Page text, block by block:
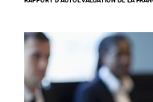
d’une
colombienne
risque
de